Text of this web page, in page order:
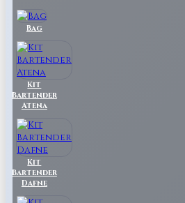
Bag
Kit
Bartender
Atena
Kit
Bartender
Dafne